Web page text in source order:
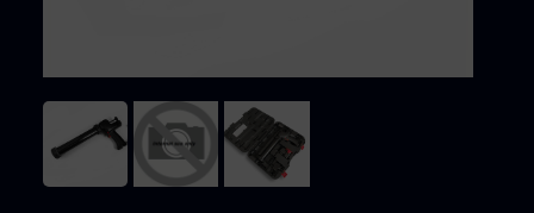
Search